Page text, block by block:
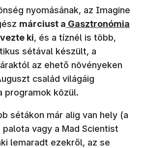
nyomásának, az Imagine
márciust a (új ablakban
Gasztronómia
ki, és a tíznél is több,
sétával készült, a
az ehető növényeken
család világáig
programok közül.
sétákon már alig van hely (a
palota vagy a Mad Scientist
lemaradt ezekről, az se